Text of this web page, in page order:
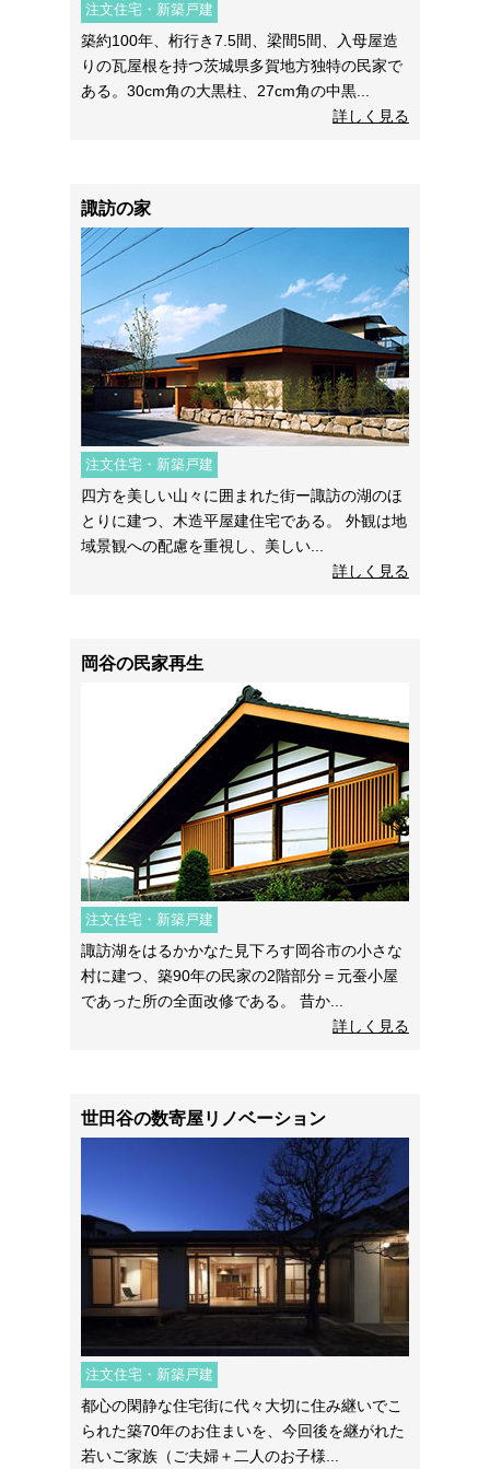
注文住宅・新築戸建
築約100年、桁行き7.5間、梁間5間、入母屋造
りの瓦屋根を持つ茨城県多賀地方独特の民家で
ある。30cm角の大黒柱、27cm角の中黒...
詳しく見る
諏訪の家
注文住宅・新築戸建
四方を美しい山々に囲まれた街ー諏訪の湖のほ
とりに建つ、木造平屋建住宅である。 外観は地
域景観への配慮を重視し、美しい...
詳しく見る
岡谷の民家再生
注文住宅・新築戸建
諏訪湖をはるかかなた見下ろす岡谷市の小さな
村に建つ、築90年の民家の2階部分＝元蚕小屋
であった所の全面改修である。 昔か...
詳しく見る
世田谷の数寄屋リノベーション
注文住宅・新築戸建
都心の閑静な住宅街に代々大切に住み継いでこ
られた築70年のお住まいを、今回後を継がれた
若いご家族（ご夫婦＋二人のお子様...